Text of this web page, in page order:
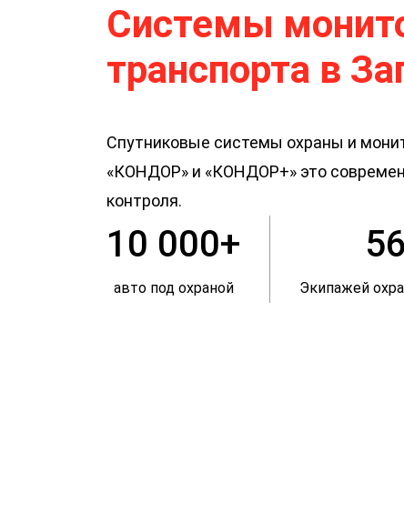
Системы
транспорта в
Спутниковые системы охраны и
«КОНДОР» и «КОНДОР+» это
контроля.
10 000+
авто под охраной Экипажей